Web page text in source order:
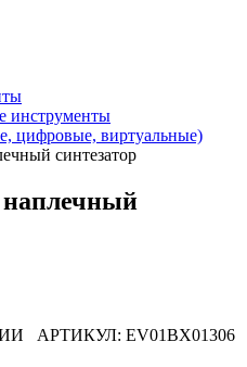
инструменты
цифровые, виртуальные)
синтезатор
АРТИКУЛ: EV01BX01306